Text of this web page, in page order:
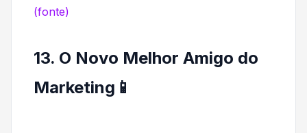
(fonte)
13. O Novo Melhor Amigo do
Marketing📱